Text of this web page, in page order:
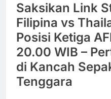
Saksikan Link
Filipina vs
Posisi Ketiga
20.00 WIB –
di Kancah
Tenggara